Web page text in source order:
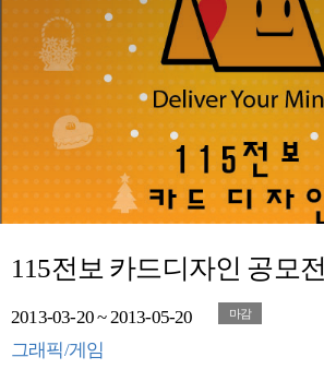
115전보 카드디자인 공모전
2013-03-20 ~ 2013-05-20 마감
그래픽/게임